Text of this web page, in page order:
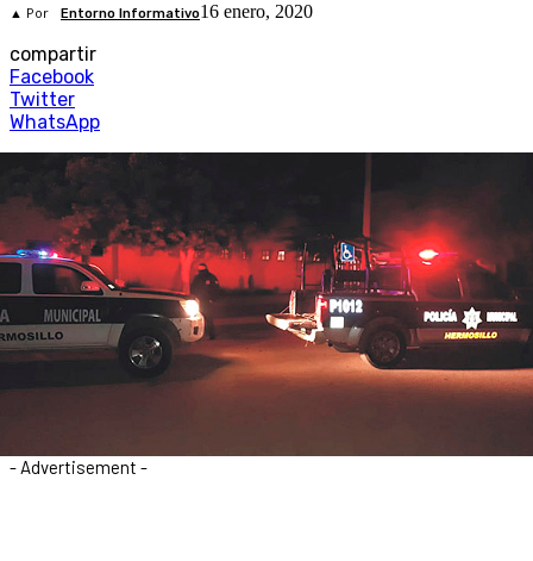
▲ Por Entorno Informativo16 enero, 2020
compartir
Facebook
Twitter
WhatsApp
- Advertisement -